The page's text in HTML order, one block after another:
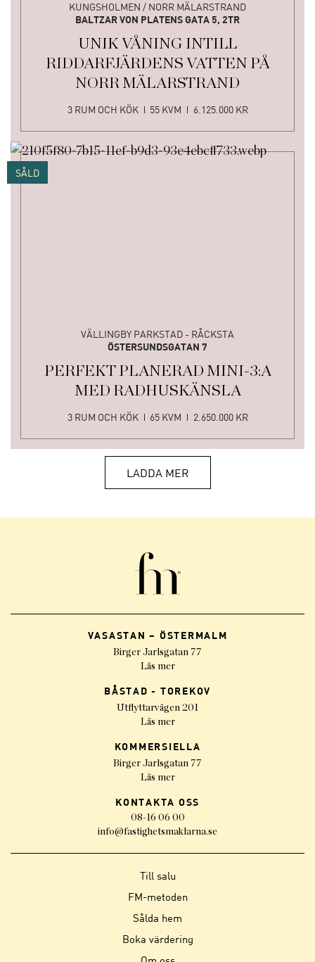
KUNGSHOLMEN / NORR MÄLARSTRAND
BALTZAR VON PLATENS GATA 5, 2TR
UNIK VÅNING INTILL
RIDDARFJÄRDENS VATTEN PÅ
NORR MÄLARSTRAND
3 RUM OCH KÖK 55 KVM 6.125.000 KR
SÅLD
VÄLLINGBY PARKSTAD - RÅCKSTA
ÖSTERSUNDSGATAN 7
PERFEKT PLANERAD MINI-3:A
MED RADHUSKÄNSLA
3 RUM OCH KÖK 65 KVM 2.650.000 KR
LADDA MER
VASASTAN – ÖSTERMALM
Birger Jarlsgatan 77
Läs mer
BÅSTAD - TOREKOV
Utflyttarvägen 201
Läs mer
KOMMERSIELLA
Birger Jarlsgatan 77
Läs mer
KONTAKTA OSS
08-16 06 00
info@fastighetsmaklarna.se
Till salu
FM-metoden
Sålda hem
Boka värdering